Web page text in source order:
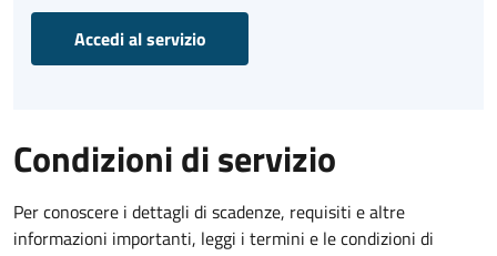
Accedi al servizio
Condizioni di servizio
Per conoscere i dettagli di scadenze, requisiti e altre
informazioni importanti, leggi i termini e le condizioni di